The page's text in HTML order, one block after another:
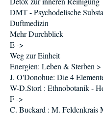
DMT - Psychodelische
Duftmedizin
Mehr Durchblick
E ->
Weg zur Einheit
Energien: Leben & Sterben >
J. O'Donohue: Die 4
W-D.Storl : Ethnobotanik -
F ->
C. Buckard : M. Feldenkrais